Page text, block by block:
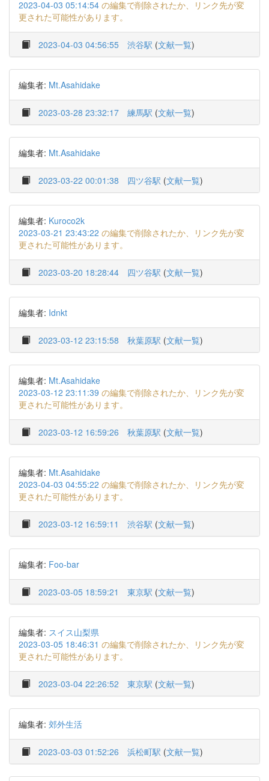
2023-04-03 05:14:54 の編集で削除されたか、リンク先が変
更された可能性があります。
2023-04-03 04:56:55 渋谷駅 (文献一覧)
編集者: Mt.Asahidake
2023-03-28 23:32:17 練馬駅 (文献一覧)
編集者: Mt.Asahidake
2023-03-22 00:01:38 四ツ谷駅 (文献一覧)
編集者: Kuroco2k
2023-03-21 23:43:22 の編集で削除されたか、リンク先が変
更された可能性があります。
2023-03-20 18:28:44 四ツ谷駅 (文献一覧)
編集者: Idnkt
2023-03-12 23:15:58 秋葉原駅 (文献一覧)
編集者: Mt.Asahidake
2023-03-12 23:11:39 の編集で削除されたか、リンク先が変
更された可能性があります。
2023-03-12 16:59:26 秋葉原駅 (文献一覧)
編集者: Mt.Asahidake
2023-04-03 04:55:22 の編集で削除されたか、リンク先が変
更された可能性があります。
2023-03-12 16:59:11 渋谷駅 (文献一覧)
編集者: Foo-bar
2023-03-05 18:59:21 東京駅 (文献一覧)
編集者: スイス山梨県
2023-03-05 18:46:31 の編集で削除されたか、リンク先が変
更された可能性があります。
2023-03-04 22:26:52 東京駅 (文献一覧)
編集者: 郊外生活
2023-03-03 01:52:26 浜松町駅 (文献一覧)